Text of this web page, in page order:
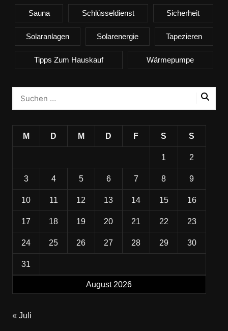
Sauna Schlüsseldienst Sicherheit
Solaranlagen Solarenergie Tapezieren
Tipps Zum Hauskauf Wärmepumpe
August 2026
M D M D F S S
1 2
3 4 5 6 7 8 9
10 11 12 13 14 15 16
17 18 19 20 21 22 23
24 25 26 27 28 29 30
31
« Juli